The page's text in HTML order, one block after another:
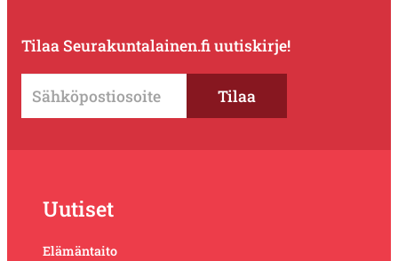
Tilaa Seurakuntalainen.fi uutiskirje!
Uutiset
Elämäntaito